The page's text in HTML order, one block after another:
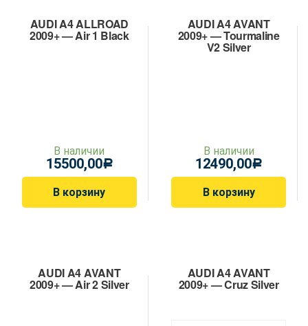
AUDI A4 ALLROAD
2009+ — Air 1 Black
В наличии
15500,00Р
В корзину
AUDI A4 AVANT
2009+ — Tourmaline
V2 Silver
В наличии
12490,00Р
В корзину
AUDI A4 AVANT
2009+ — Air 2 Silver
AUDI A4 AVANT
2009+ — Cruz Silver